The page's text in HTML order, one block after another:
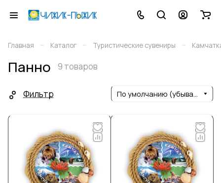
Главная – Каталог – Туристические сувениры –
Панно 9 товаров
Фильтр По умолчанию (убывание)